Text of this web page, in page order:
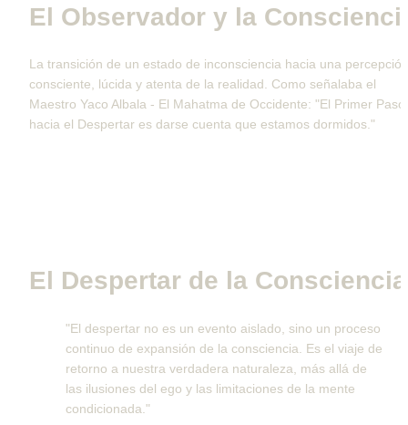
El Observador y la
La transición de un estado de inconsciencia hacia una percepción
consciente, lúcida y atenta de la realidad. Como señalaba el
Maestro Yaco Albala - El Mahatma de Occidente: "El Primer Paso
hacia el Despertar es darse cuenta que estamos dormidos."
El Despertar de la Consciencia
"El despertar no es un evento aislado, sino un proceso
continuo de expansión de la consciencia. Es el viaje de
retorno a nuestra verdadera naturaleza, más allá de
las ilusiones del ego y las limitaciones de la mente
condicionada."